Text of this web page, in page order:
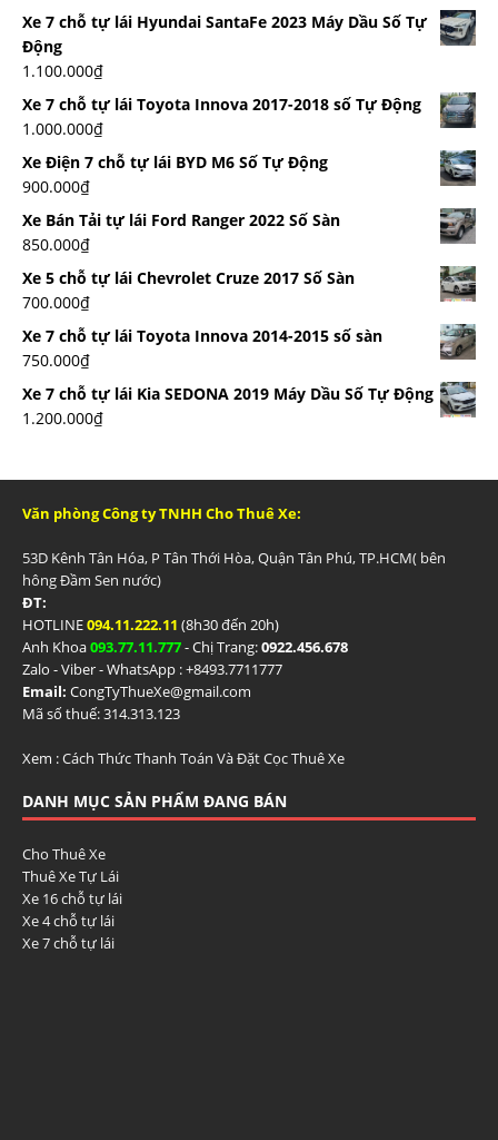
Xe 7 chỗ tự lái Hyundai SantaFe 2023 Máy Dầu Số Tự
Động
1.100.000₫
Xe 7 chỗ tự lái Toyota Innova 2017-2018 số Tự Động
1.000.000₫
Xe Điện 7 chỗ tự lái BYD M6 Số Tự Động
900.000₫
Xe Bán Tải tự lái Ford Ranger 2022 Số Sàn
850.000₫
Xe 5 chỗ tự lái Chevrolet Cruze 2017 Số Sàn
700.000₫
Xe 7 chỗ tự lái Toyota Innova 2014-2015 số sàn
750.000₫
Xe 7 chỗ tự lái Kia SEDONA 2019 Máy Dầu Số Tự Động
1.200.000₫
Văn phòng Công ty TNHH Cho Thuê Xe:
53D Kênh Tân Hóa, P Tân Thới Hòa, Quận Tân Phú, TP.HCM( bên
hông Đầm Sen nước)
ĐT:
HOTLINE094.11.222.11 (8h30 đến 20h)
Anh Khoa093.77.11.777- Chị Trang:0922.456.678
Zalo - Viber - WhatsApp : +8493.7711777
Email: CongTyThueXe@gmail.com
Mã số thuế: 314.313.123
Xem :Cách Thức Thanh Toán Và Đặt Cọc Thuê Xe
DANH MỤC SẢN PHẨM ĐANG BÁN
Cho Thuê Xe
Thuê Xe Tự Lái
Xe 16 chỗ tự lái
Xe 4 chỗ tự lái
Xe 7 chỗ tự lái